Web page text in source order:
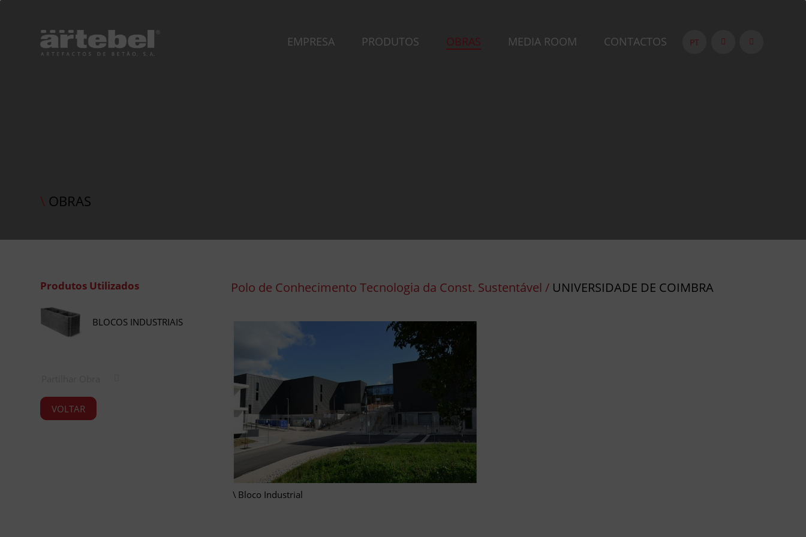
EMPRESA PRODUTOS OBRAS MEDIA ROOM CONTACTOS PT
\ OBRAS
Produtos Utilizados
BLOCOS INDUSTRIAIS
VOLTAR
Polo de Conhecimento Tecnologia da Const. Sustentável /UNIVERSIDADE DE COIMBRA
Bloco Industrial